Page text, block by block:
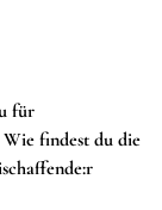
für
findest du die